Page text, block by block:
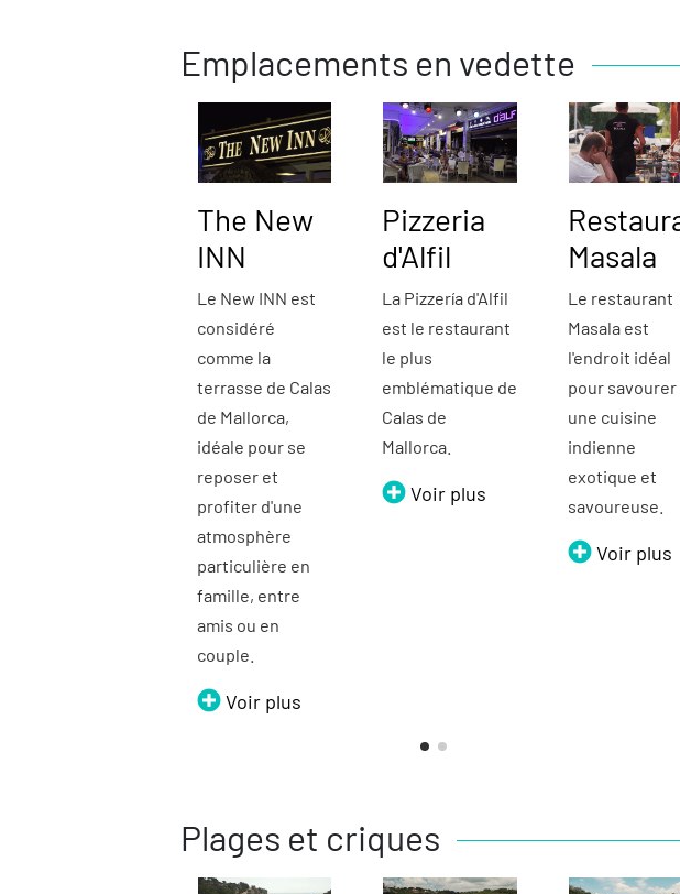
Emplacements en vedette
The New
INN
Le New INN est
considéré
comme la
terrasse de Calas
de Mallorca,
idéale pour se
reposer et
profiter d'une
atmosphère
particulière en
famille, entre
amis ou en
couple.
Voir plus
Pizzeria
d'Alfil
La Pizzería d'Alfil
est le restaurant
le plus
emblématique de
Calas de
Mallorca.
Voir plus
Masala
Le restaurant
Masala est
l'endroit idéal
pour savourer
une cuisine
indienne
exotique et
savoureuse.
Voir plus
Plages et criques